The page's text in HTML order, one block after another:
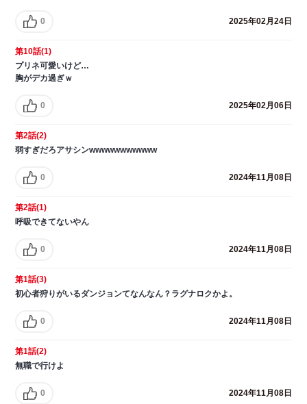
0 2025年02月24日
第10話(1)
プリネ可愛いけど…
胸がデカ過ぎｗ
0 2025年02月06日
第2話(2)
弱すぎだろアサシンwwwwwwwwwww
0 2024年11月08日
第2話(1)
呼吸できてないやん
0 2024年11月08日
第1話(3)
初心者狩りがいるダンジョンてなんなん？ラグナロクかよ。
0 2024年11月08日
第1話(2)
無職で行けよ
0 2024年11月08日